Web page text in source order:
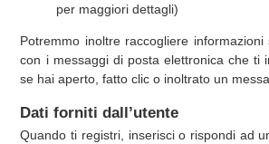
per maggiori dettagli)
Potremmo inoltre raccogliere
con i messaggi di posta elettronica che ti
se hai aperto, fatto clic o inoltrato un
Dati forniti dall’utente
Quando ti registri, inserisci o rispondi ad